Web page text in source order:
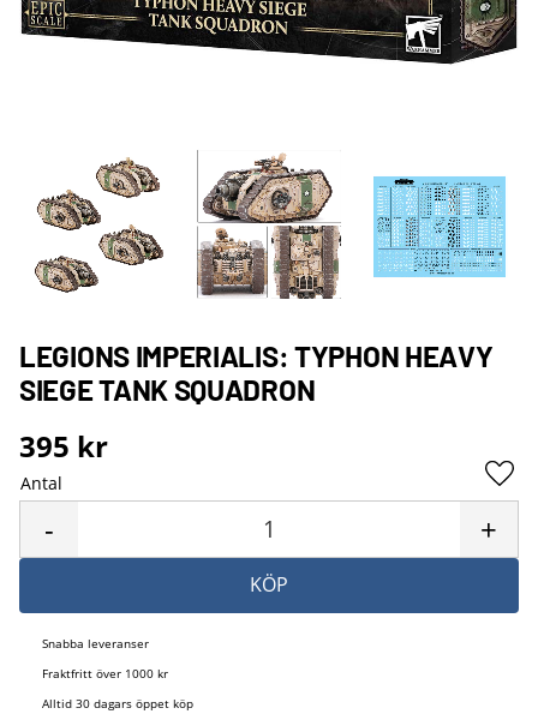
LEGIONS IMPERIALIS: TYPHON HEAVY
SIEGE TANK SQUADRON
395 kr
Antal
+
-
KÖP
Snabba leveranser
Fraktfritt över 1000 kr
Alltid 30 dagars öppet köp